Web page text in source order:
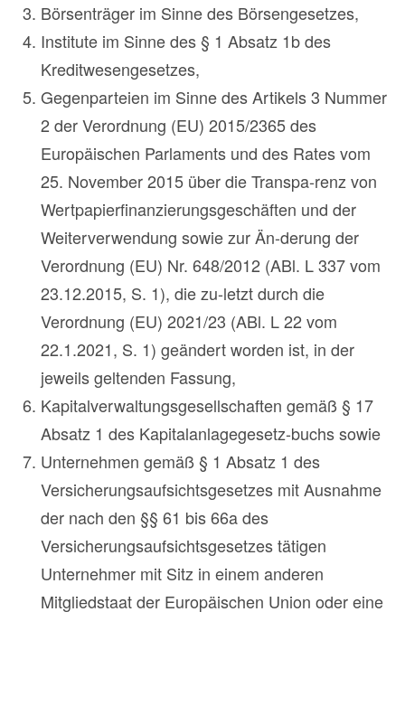
Börsenträger im Sinne des Börsengesetzes,
Institute im Sinne des § 1 Absatz 1b des
Kreditwesengesetzes,
Gegenparteien im Sinne des Artikels 3 Nummer
2 der Verordnung (EU) 2015/2365 des
Europäischen Parlaments und des Rates vom
25. November 2015 über die Transpa-renz von
Wertpapierfinanzierungsgeschäften und der
Weiterverwendung sowie zur Än-derung der
Verordnung (EU) Nr. 648/2012 (ABl. L 337 vom
23.12.2015, S. 1), die zu-letzt durch die
Verordnung (EU) 2021/23 (ABl. L 22 vom
22.1.2021, S. 1) geändert worden ist, in der
jeweils geltenden Fassung,
Kapitalverwaltungsgesellschaften gemäß § 17
Absatz 1 des Kapitalanlagegesetz-buchs sowie
Unternehmen gemäß § 1 Absatz 1 des
Versicherungsaufsichtsgesetzes mit Ausnahme
der nach den §§ 61 bis 66a des
Versicherungsaufsichtsgesetzes tätigen
Unternehmer mit Sitz in einem anderen
Mitgliedstaat der Europäischen Union oder eine